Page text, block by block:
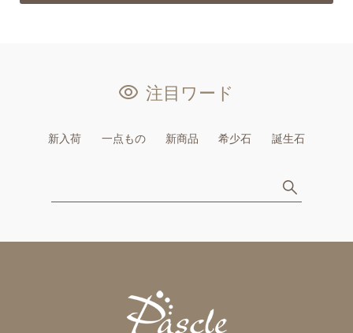
注目ワード
新入荷 一点もの 新商品 希少石 誕生石